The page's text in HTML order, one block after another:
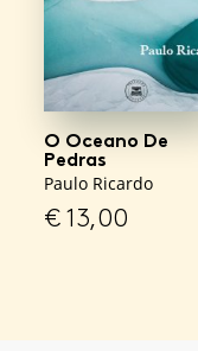
O Oceano De
Pedras
Paulo Ricardo
€13,00